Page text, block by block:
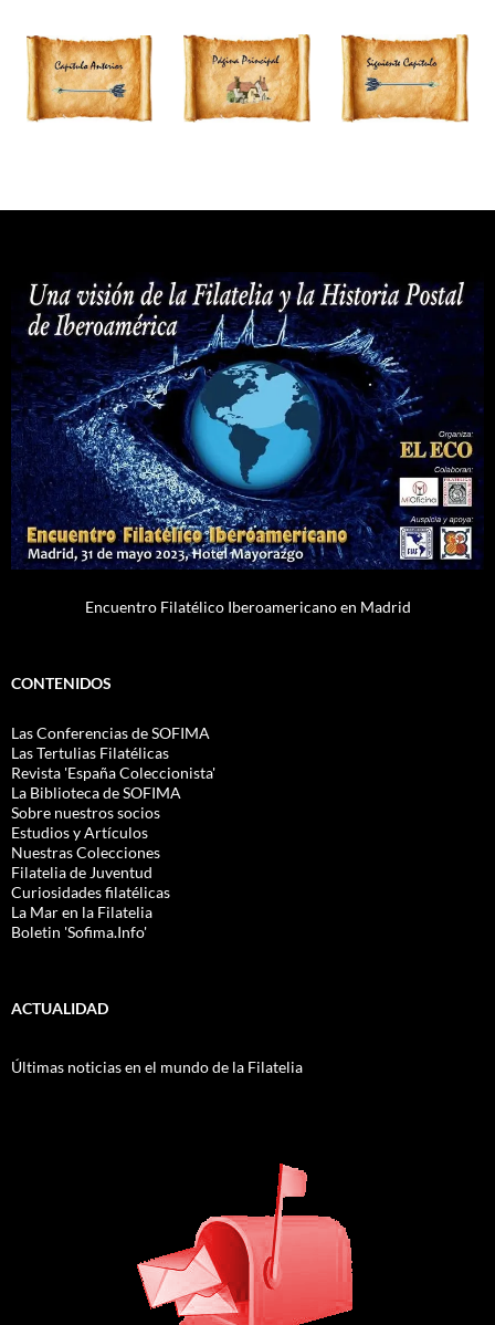
Encuentro Filatélico Iberoamericano en Madrid
CONTENIDOS
Las Conferencias de SOFIMA
Las Tertulias Filatélicas
Revista 'España Coleccionista'
La Biblioteca de SOFIMA
Sobre nuestros socios
Estudios y Artículos
Nuestras Colecciones
Filatelia de Juventud
Curiosidades filatélicas
La Mar en la Filatelia
Boletin 'Sofima.Info'
ACTUALIDAD
Últimas noticias en el mundo de la Filatelia